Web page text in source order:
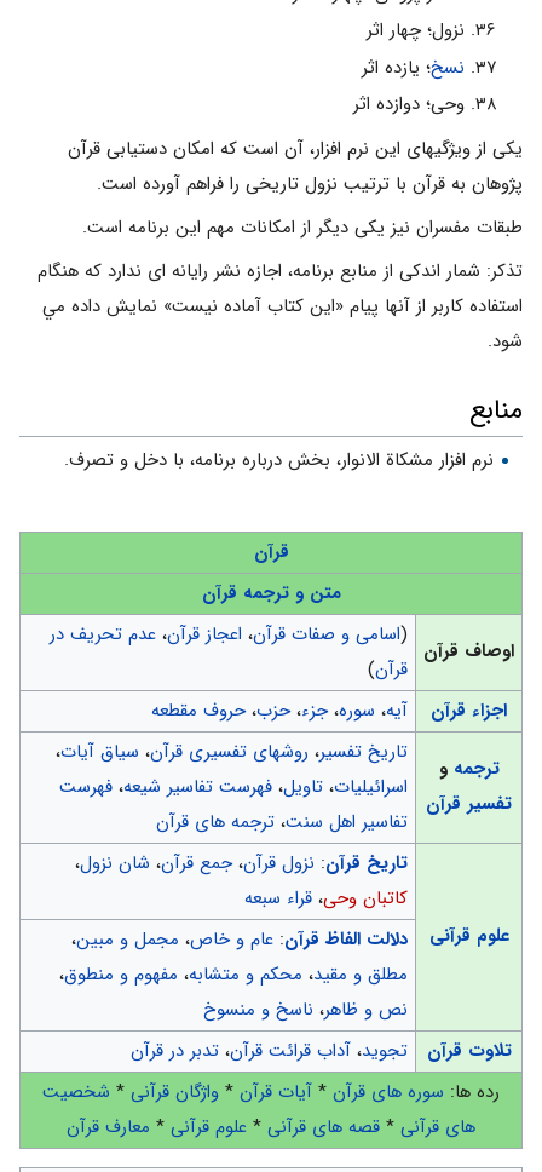
نزول؛ چهار اثر
نسخ؛ يازده اثر
وحى؛ دوازده اثر
یکی از ویژگیهای این نرم افزار، آن است که امکان دستیابی قرآن
پژوهان به قرآن با ترتيب نزول تاريخى را فراهم آورده است.
طبقات مفسران نیز یکی دیگر از امکانات مهم این برنامه است.
تذكر: شمار اندكى از منابع برنامه، اجازه نشر رايانه اى ندارد كه هنگام
استفاده كاربر از آنها پيام «اين كتاب آماده نيست» نمايش داده مي
شود.
منابع
نرم افزار مشکاة الانوار، بخش درباره برنامه، با دخل و تصرف.
قرآن
متن و ترجمه قرآن
اوصاف قرآن
(اسامی و صفات قرآن، اعجاز قرآن، عدم تحریف در
قرآن)
اجزاء قرآن
آیه، سوره،جزء،حزب،حروف مقطعه
ترجمه و
تفسیر قرآن
تاریخ تفسیر، روشهای تفسیری قرآن، سیاق آیات،
اسرائیلیات، تاویل، فهرست تفاسیر شیعه، فهرست
تفاسیر اهل سنت، ترجمه های قرآن
علوم قرآنی
تاریخ قرآن: نزول قرآن،جمع قرآن، شان نزول،
کاتبان وحی، قراء سبعه
دلالت الفاظ قرآن: عام و خاص، مجمل و مبین،
مطلق و مقید، محکم و متشابه، مفهوم و منطوق،
نص و ظاهر، ناسخ و منسوخ
تلاوت قرآن
تجوید، آداب قرائت قرآن، تدبر در قرآن
رده ها: سوره های قرآن * آیات قرآن * واژگان قرآنی * شخصیت
های قرآنی * قصه های قرآنی * علوم قرآنی * معارف قرآن